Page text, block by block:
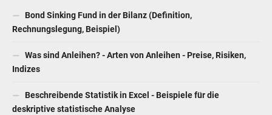
Bond Sinking Fund in der Bilanz (Definition,
Rechnungslegung, Beispiel)
Was sind Anleihen? - Arten von Anleihen - Preise, Risiken,
Indizes
Beschreibende Statistik in Excel - Beispiele für die
deskriptive statistische Analyse